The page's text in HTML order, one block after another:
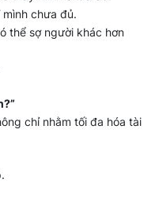
chưa đủ.
thể sợ người khác hơn
chỉ nhằm tối đa hóa tài